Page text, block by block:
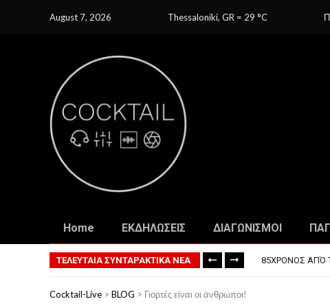
August 7, 2026 Thessaloniki, GR = 29 C
Home ΕΚΔΗΛΩΣΕΙΣ ΔΙΑΓΩΝΙΣΜΟΙ
ΤΕΛΕΥΤΑΙΑ ΣΥΝΤΑΡΑΚΤΙΚΑ ΝΕΑ
ΤΟ ΠΡΏΤΟ
ΦΟΒΕΡΆ ΔΏΡΑ
85ΧΡΟΝΟΣ ΑΠΌ
Cocktail-Live > BLOG > Γιορτές είναι οι άνθρωποι!